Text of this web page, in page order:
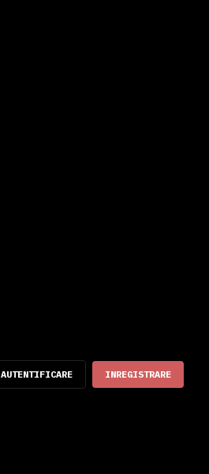
AUTENTIFICARE INREGISTRARE